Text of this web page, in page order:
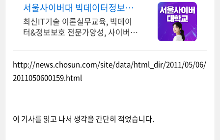
서울사이버대 빅데이터정보보
호 2026 가을학기 신편입생
최신IT기술 이론실무교육, 빅데이
터&정보보호 전문가양성, 사이버대
http://news.chosun.com/site/data/html_dir/2011/05/06/
2011050600159.html
이 기사를 읽고 나서 생각을 간단히 적었습니다.